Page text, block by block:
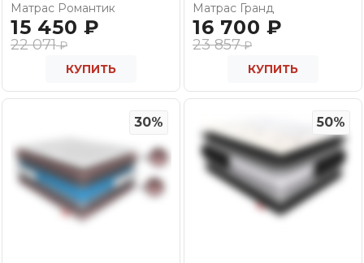
Матрас Романтик
15 450 ₽
22 071₽
КУПИТЬ
Матрас Гранд
16 700 ₽
23 857₽
КУПИТЬ
30% 50%